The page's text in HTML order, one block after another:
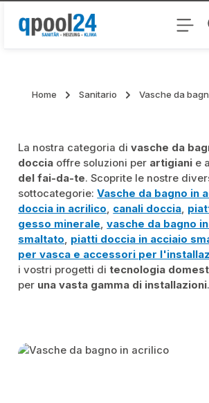
Passa al contenuto principale
Home Sanitario Vasche da
La nostra categoria divasche da
doccia offre soluzioni per artigiani e
del fai-da-te. Scoprite le nostre
sottocategorie:Vasche da bagno in
doccia in acrilico, canali doccia,
gesso minerale,vasche da bagno
smaltato, piatti doccia in acciaio
per vasca e accessori per
i vostri progetti di tecnologia
per una vasta gamma di installazioni.
Skip category gallery